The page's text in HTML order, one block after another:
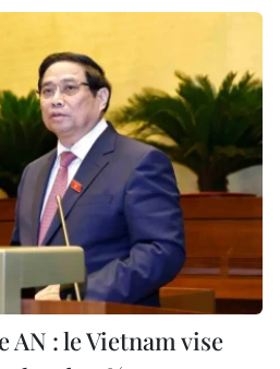
AN : le Vietnam vise